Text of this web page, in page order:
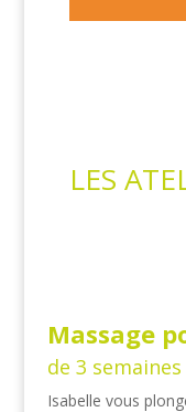
LES
Massage
de 3
Isabelle vous